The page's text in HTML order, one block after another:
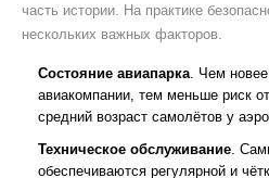
часть истории. На практике
нескольких важных факторов.
Состояние авиапарка. Чем
авиакомпании, тем меньше риск
средний возраст самолётов у
Техническое обслуживание.
обеспечиваются регулярной и